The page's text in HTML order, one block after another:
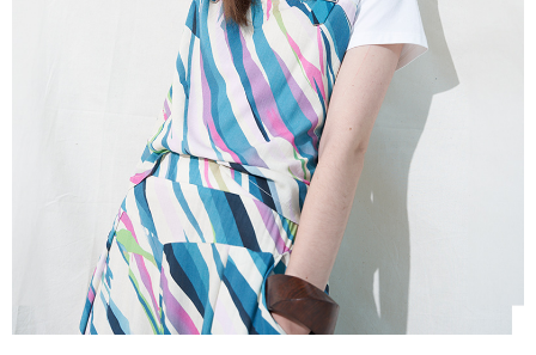
１．透過由恩沛科技股份有限公司提供之「AFTEE先享後付」服務完成之交
易，需依本服務之必要範圍內提供個人資料，並將交易相關給付款項請求債
權轉讓予恩沛科技股份有限公司。
２．關於個人資料處理事宜，請瀏覽以下網址：
https://aftee.tw/terms/#terms3
３．未成年的使用者請事先徵得法定代理人或監護人之同意方可使用
「AFTEE先享後付」，若未經同意申辦者引起之損失，本公司不負相關責
４．使用「AFTEE先享後付」時，將依據個別帳號之用戶狀況，依本公司即
時審查核予不同之上限額度；若仍有額度不足之情形，本公司將視審查結果
請求用戶進行身份認證。
５．嚴禁一人註冊多個帳號或使用他人資訊註冊。若發現惡意使用之情形，
恩沛科技股份有限公司將有權停止該用戶之使用額度並採取法律行動。